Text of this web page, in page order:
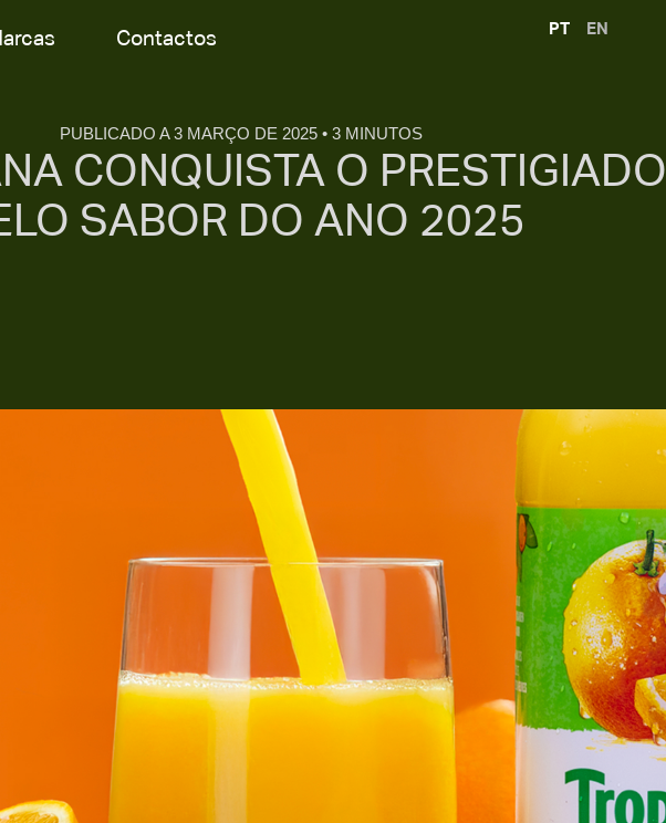
Contactos PT EN
CONQUISTA O PRESTIGIADO
SABOR DO ANO 2025
PUBLICADO A 3 MARÇO DE 2025 • 3 MINUTOS